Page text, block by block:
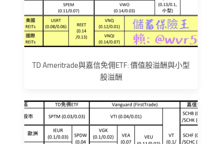
TD Ameritrade與嘉信免佣ETF: 價值股溢酬與小型
股溢酬